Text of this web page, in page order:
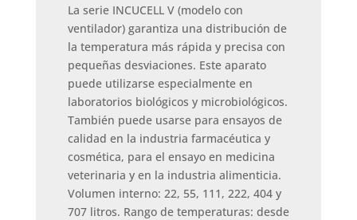
La serie INCUCELL V (modelo con
ventilador) garantiza una distribución de
la temperatura más rápida y precisa con
pequeñas desviaciones. Este aparato
puede utilizarse especialmente en
laboratorios biológicos y microbiológicos.
También puede usarse para ensayos de
calidad en la industria farmacéutica y
cosmética, para el ensayo en medicina
veterinaria y en la industria alimenticia.
Volumen interno: 22, 55, 111, 222, 404 y
707 litros. Rango de temperaturas: desde